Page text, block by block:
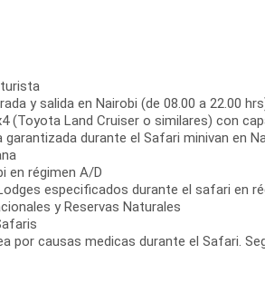
y salida en Nairobi (de 08.00 a 22.00
(Toyota Land Cruiser o similares) con
durante el Safari minivan en
en régimen A/D
especificados durante el safari en
y Reservas Naturales
por causas medicas durante el Safari.